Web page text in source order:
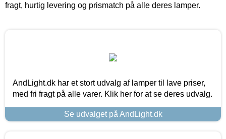
fragt, hurtig levering og prismatch på alle deres lamper.
AndLight.dk har et stort udvalg af lamper til lave priser,
med fri fragt på alle varer. Klik her for at se deres udvalg.
Se udvalget på AndLight.dk